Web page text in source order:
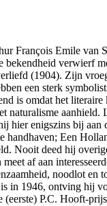
François Emile van
bekendheid verwierf
(1904). Zijn
een sterk
is omdat het literaire
naturalisme aanhield.
hier enigszins bij aan
handhaven; Een
Nooit deed hij
meet af aan
noodlot en
in 1946, ontving hij
(eerste) P.C. Hooft-